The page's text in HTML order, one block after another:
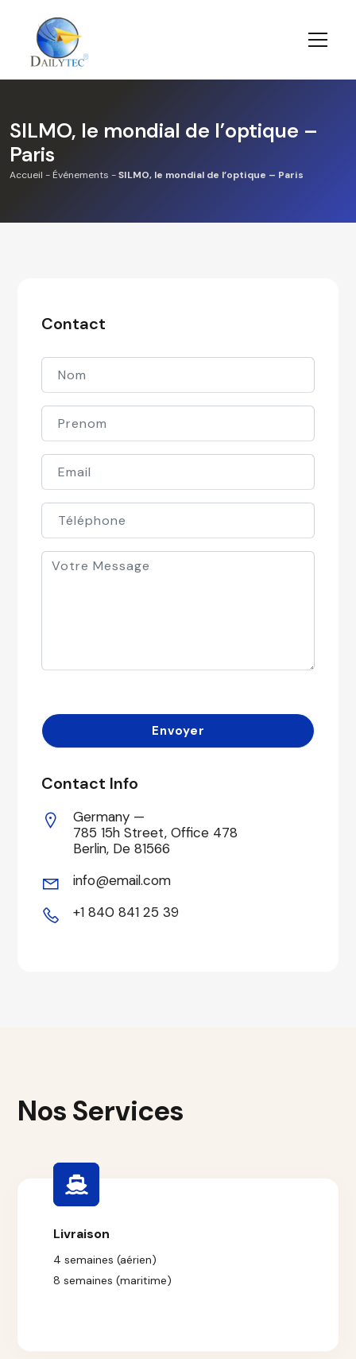
SILMO, le mondial de l’optique –
Paris
Accueil - Événements -SILMO, le mondial de l’optique – Paris
Contact
Contact Info
Germany —
785 15h Street, Office 478
Berlin, De 81566
info@email.com
+1 840 841 25 39
Nos Services
Livraison
4 semaines (aérien)
8 semaines (maritime)